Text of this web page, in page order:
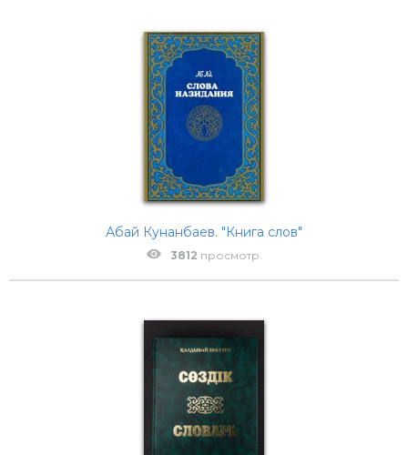
Абай Кунанбаев. "Книга слов"
3812 просмотр.